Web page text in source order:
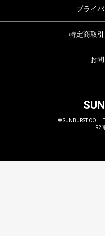
プライ
特定商取
お
© SUNBURST
R2